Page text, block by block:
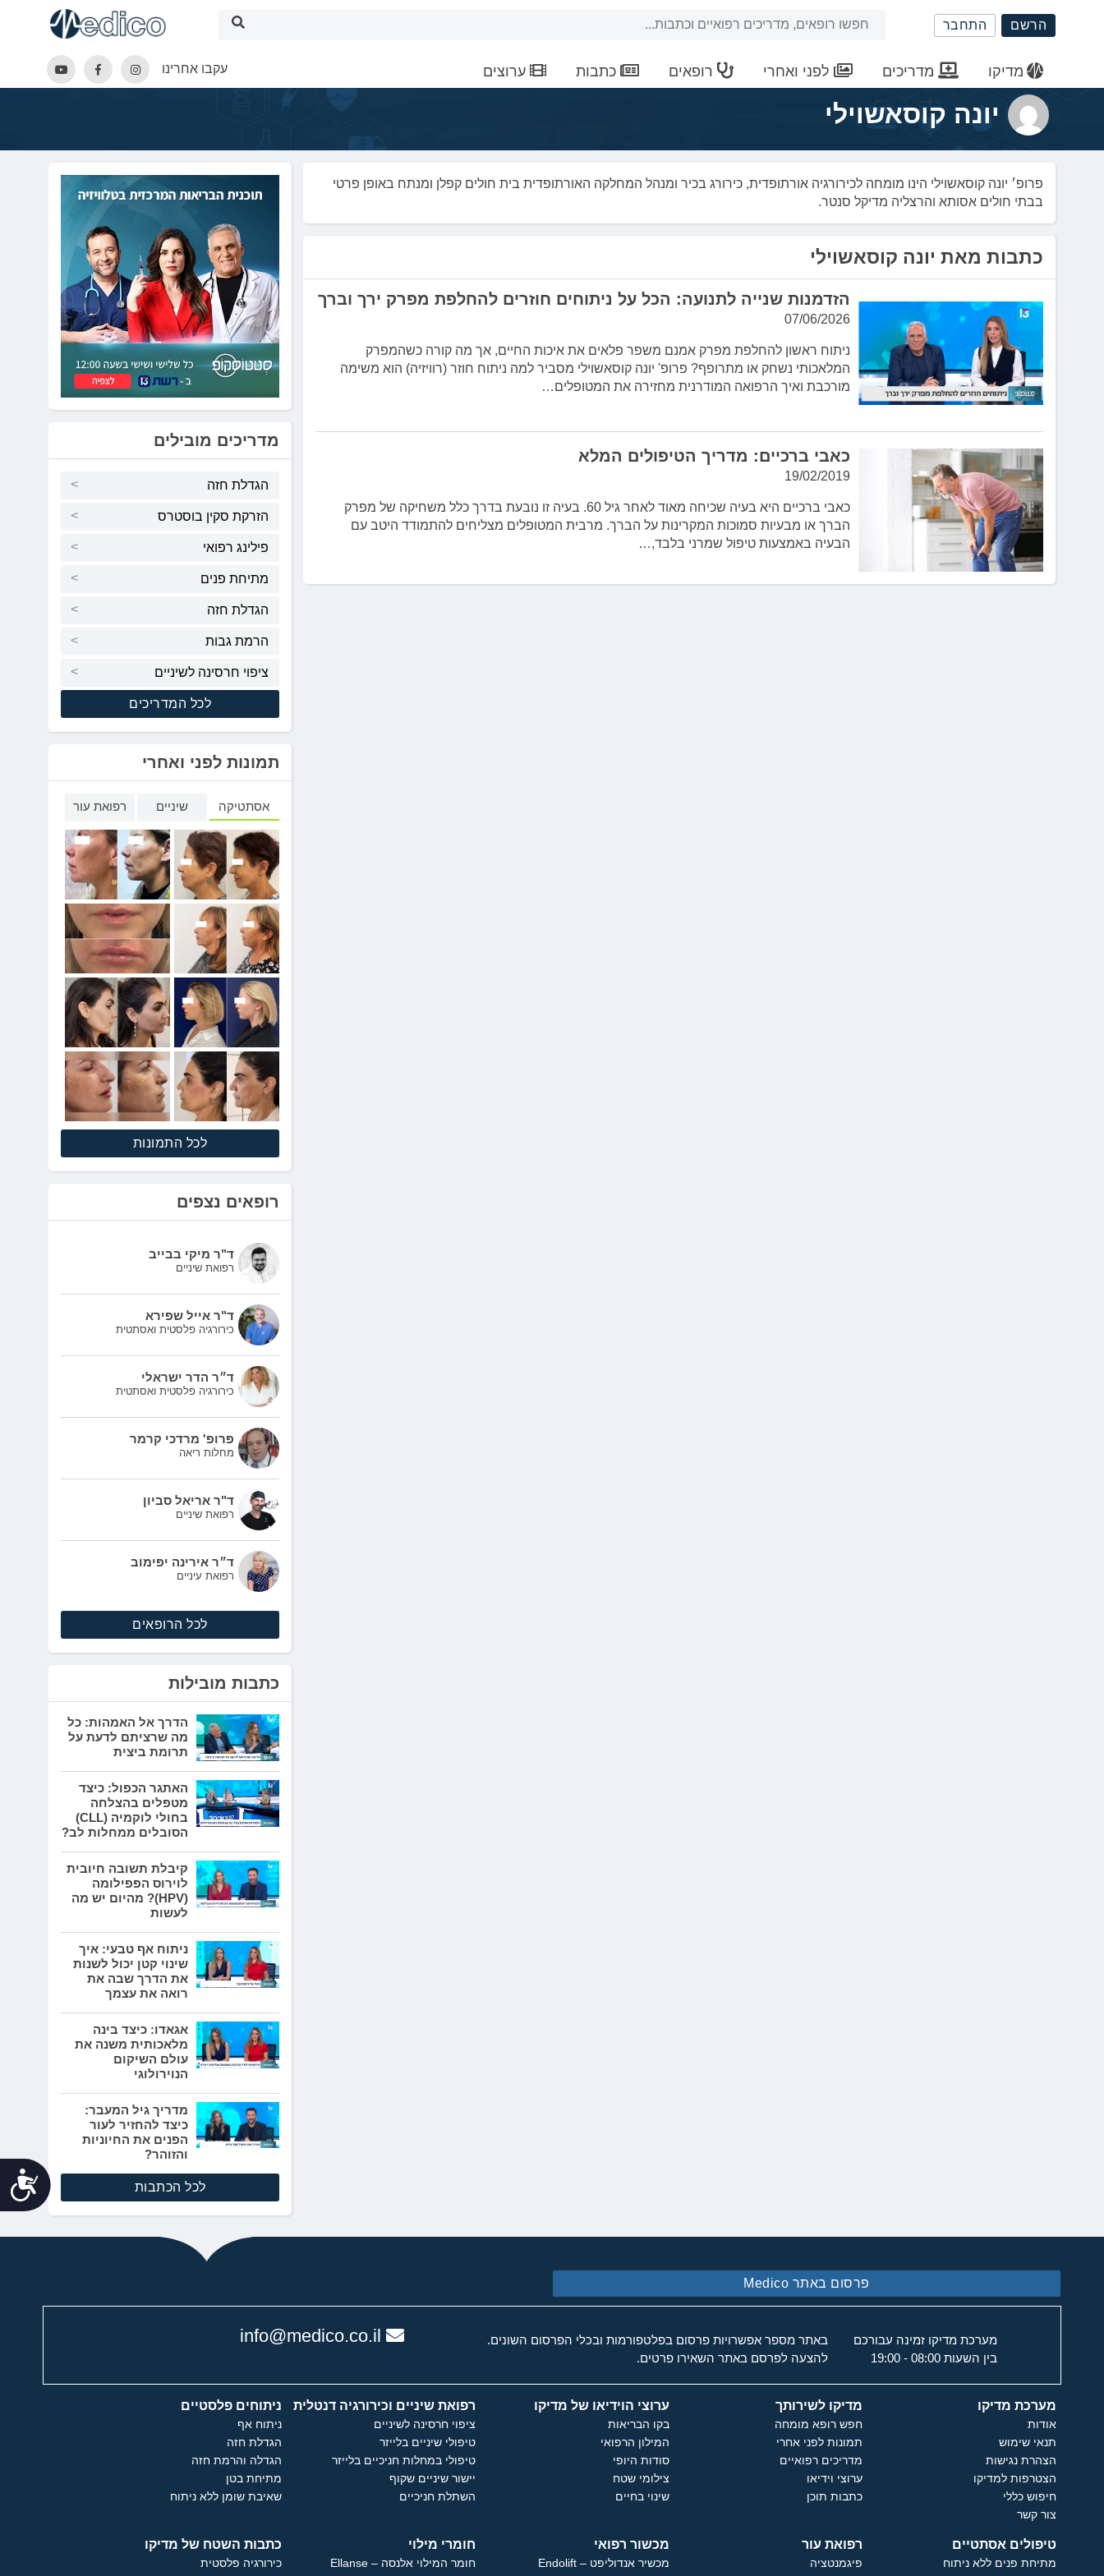
הַמְּסַיַּעַת
הרשם התחבר
חיפוש
מדיקו מדריכים לפני ואחרי רופאים כתבות ערוצים עקבו אחרינו
יונה קוסאשוילי
פרופ׳ יונה קוסאשוילי הינו מומחה לכירורגיה אורתופדית, כירורג בכיר ומנהל המחלקה האורתופדית בית חולים קפלן ומנתח באופן פרטי
בבתי חולים אסותא והרצליה מדיקל סנטר.
כתבות מאת יונה קוסאשוילי
הזדמנות שנייה לתנועה: הכל על ניתוחים חוזרים להחלפת מפרק ירך וברך
07/06/2026
ניתוח ראשון להחלפת מפרק אמנם משפר פלאים את איכות החיים, אך מה קורה כשהמפרק
המלאכותי נשחק או מתרופף? פרופ' יונה קוסאשוילי מסביר למה ניתוח חוזר (רוויזיה) הוא משימה
מורכבת ואיך הרפואה המודרנית מחזירה את המטופלים…
כאבי ברכיים: מדריך הטיפולים המלא
19/02/2019
כאבי ברכיים היא בעיה שכיחה מאוד לאחר גיל 60. בעיה זו נובעת בדרך כלל משחיקה של מפרק
הברך או מבעיות סמוכות המקרינות על הברך. מרבית המטופלים מצליחים להתמודד היטב עם
הבעיה באמצעות טיפול שמרני בלבד,…
מדריכים מובילים
הגדלת חזה
הזרקת סקין בוסטרס
פילינג רפואי
מתיחת פנים
הגדלת חזה
הרמת גבות
ציפוי חרסינה לשיניים
לכל המדריכים
תמונות לפני ואחרי
אסתטיקה שיניים רפואת עור
לכל התמונות
רופאים נצפים
ד"ר מיקי בבייב
רפואת שיניים
ד"ר אייל שפירא
כירורגיה פלסטית ואסתטית
ד״ר הדר ישראלי
כירורגיה פלסטית ואסתטית
פרופ' מרדכי קרמר
מחלות ריאה
ד"ר אריאל סביון
רפואת שיניים
ד״ר אירינה יפימוב
רפואת עיניים
לכל הרופאים
כתבות מובילות
הדרך אל האמהות: כל
מה שרציתם לדעת על
תרומת ביצית
האתגר הכפול: כיצד
מטפלים בהצלחה
בחולי לוקמיה (CLL)
הסובלים ממחלות לב?
קיבלת תשובה חיובית
לוירוס הפפילומה
(HPV)? מהיום יש מה
לעשות
ניתוח אף טבעי: איך
שינוי קטן יכול לשנות
את הדרך שבה את
רואה את עצמך
אגאדו: כיצד בינה
מלאכותית משנה את
עולם השיקום
הנוירולוגי
מדריך גיל המעבר:
כיצד להחזיר לעור
הפנים את החיוניות
והזוהר?
לכל הכתבות
פרסום באתר Medico
מערכת מדיקו זמינה עבורכם
בין השעות 08:00 - 19:00
באתר מספר אפשרויות פרסום בפלטפורמות ובכלי הפרסום השונים.
להצעה לפרסם באתר השאירו פרטים.
info@medico.co.il
מערכת מדיקו
אודות
תנאי שימוש
הצהרת נגישות
הצטרפות למדיקו
חיפוש כללי
צור קשר
מדיקו לשירותך
חפש רופא מומחה
תמונות לפני אחרי
מדריכים רפואיים
ערוצי וידיאו
כתבות תוכן
ערוצי הוידיאו של מדיקו
בקו הבריאות
המילון הרפואי
סודות היופי
צילומי שטח
שינוי בחיים
רפואת שיניים וכירורגיה דנטלית
ציפוי חרסינה לשיניים
טיפולי שיניים בלייזר
טיפולי במחלות חניכיים בלייזר
יישור שיניים שקוף
השתלת חניכיים
ניתוחים פלסטיים
ניתוח אף
הגדלת חזה
הגדלה והרמת חזה
מתיחת בטן
שאיבת שומן ללא ניתוח
טיפולים אסתטיים
מתיחת פנים ללא ניתוח
רפואת עור
פיגמנטציה
מכשור רפואי
מכשיר אנדוליפט – Endolift
חומרי מילוי
חומר המילוי אלנסה – Ellanse
כתבות השטח של מדיקו
כירורגיה פלסטית